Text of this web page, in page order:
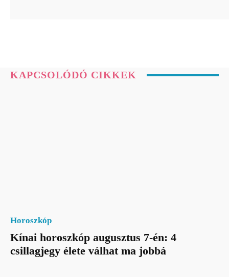
KAPCSOLÓDÓ CIKKEK
Horoszkóp
Kínai horoszkóp augusztus 7-én: 4
csillagjegy élete válhat ma jobbá